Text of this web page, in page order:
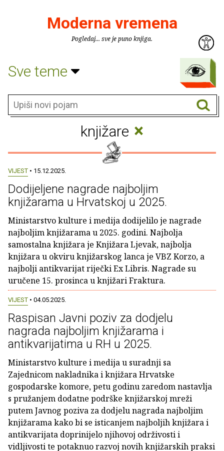
Moderna vremena
Pogledaj... sve je puno knjiga.
Sve teme
knjižare ×
VIJEST • 15.12.2025.
Dodijeljene nagrade najboljim
knjižarama u Hrvatskoj u 2025.
Ministarstvo kulture i medija dodijelilo je nagrade
najboljim knjižarama u 2025. godini. Najbolja
samostalna knjižara je Knjižara Ljevak, najbolja
knjižara u okviru knjižarskog lanca je VBZ Korzo, a
najbolji antikvarijat riječki Ex Libris. Nagrade su
uručene 15. prosinca u knjižari Fraktura.
VIJEST • 04.05.2025.
Raspisan Javni poziv za dodjelu
nagrada najboljim knjižarama i
antikvarijatima u RH u 2025.
Ministarstvo kulture i medija u suradnji sa
Zajednicom nakladnika i knjižara Hrvatske
gospodarske komore, petu godinu zaredom nastavlja
s pružanjem dodatne podrške knjižarskoj mreži
putem Javnog poziva za dodjelu nagrada najboljim
knjižarama kako bi se isticanjem najboljih knjižara i
antikvarijata doprinijelo njihovoj održivosti i
vidljivosti te potaknuo razvoj novih knjižarskih praksi